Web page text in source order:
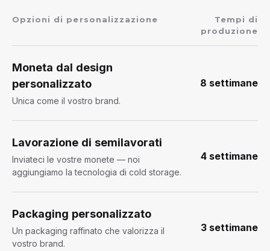
Opzioni di personalizzazione
Tempi di
produzione
Moneta dal design
personalizzato
Unica come il vostro brand.
8 settimane
Lavorazione di semilavorati
Inviateci le vostre monete — noi
aggiungiamo la tecnologia di cold storage.
4 settimane
Packaging personalizzato
Un packaging raffinato che valorizza il
vostro brand.
3 settimane